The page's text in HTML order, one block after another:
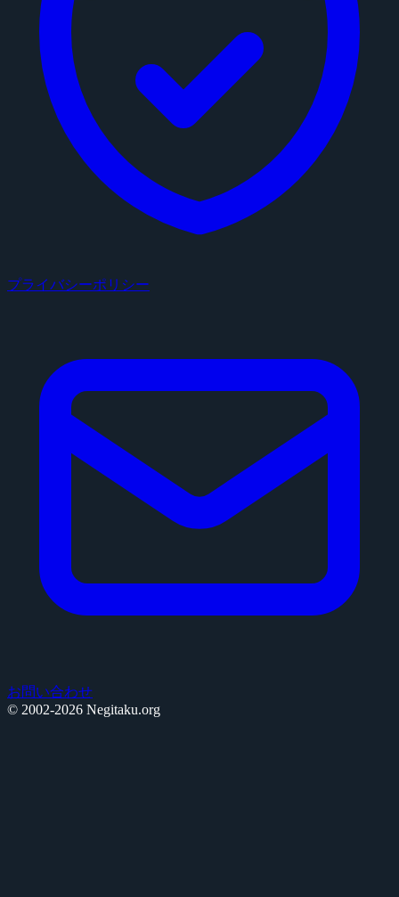
プライバシーポリシー
お問い合わせ
© 2002-2026 Negitaku.org